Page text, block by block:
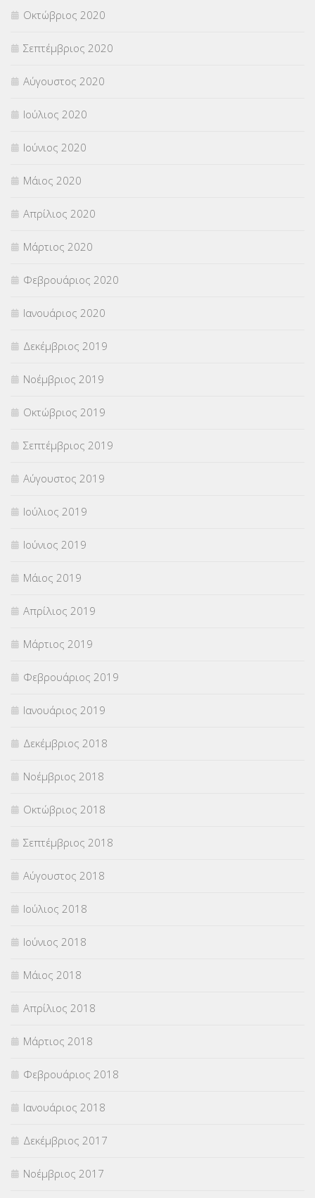
Οκτώβριος 2020
Σεπτέμβριος 2020
Αύγουστος 2020
Ιούλιος 2020
Ιούνιος 2020
Μάιος 2020
Απρίλιος 2020
Μάρτιος 2020
Φεβρουάριος 2020
Ιανουάριος 2020
Δεκέμβριος 2019
Νοέμβριος 2019
Οκτώβριος 2019
Σεπτέμβριος 2019
Αύγουστος 2019
Ιούλιος 2019
Ιούνιος 2019
Μάιος 2019
Απρίλιος 2019
Μάρτιος 2019
Φεβρουάριος 2019
Ιανουάριος 2019
Δεκέμβριος 2018
Νοέμβριος 2018
Οκτώβριος 2018
Σεπτέμβριος 2018
Αύγουστος 2018
Ιούλιος 2018
Ιούνιος 2018
Μάιος 2018
Απρίλιος 2018
Μάρτιος 2018
Φεβρουάριος 2018
Ιανουάριος 2018
Δεκέμβριος 2017
Νοέμβριος 2017